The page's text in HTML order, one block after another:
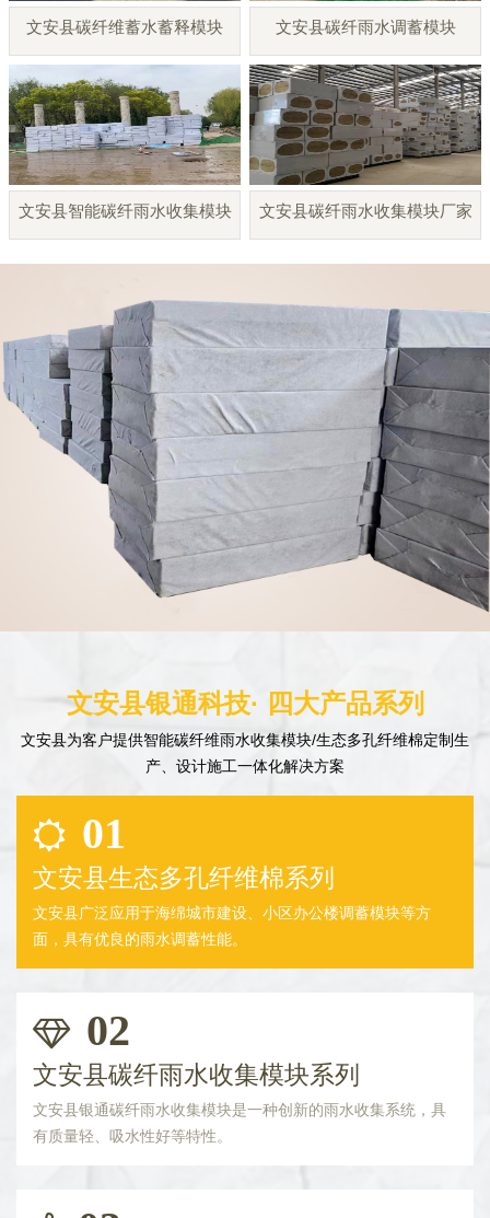
文安县碳纤维蓄水蓄释模块 文安县碳纤雨水调蓄模块
文安县智能碳纤雨水收集模块 文安县碳纤雨水收集模块厂家
文安县银通科技· 四大产品系列
文安县为客户提供智能碳纤维雨水收集模块/生态多孔纤维棉定制生
产、设计施工一体化解决方案
01
文安县生态多孔纤维棉系列
文安县广泛应用于海绵城市建设、小区办公楼调蓄模块等方
面，具有优良的雨水调蓄性能。
02
文安县碳纤雨水收集模块系列
文安县银通碳纤雨水收集模块是一种创新的雨水收集系统，具
有质量轻、吸水性好等特性。